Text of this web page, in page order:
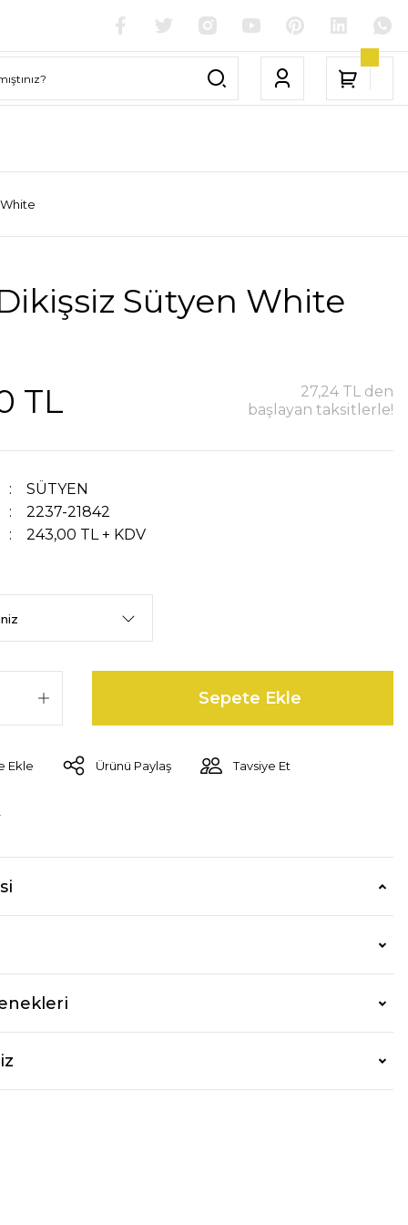
Sütyen White
TL
27,24 TL den
başlayan taksitlerle!
SÜTYEN
2237-21842
243,00 TL + KDV
Sepete Ekle
Ürünü Paylaş Tavsiye Et